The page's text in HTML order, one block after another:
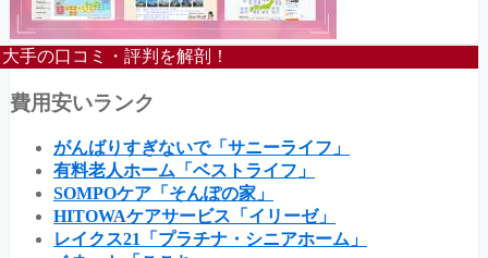
大手の口コミ・評判を解剖！
費用安いランク
がんばりすぎないで「サニーライフ」
有料老人ホーム「ベストライフ」
SOMPOケア「そんぽの家」
HITOWAケアサービス「イリーゼ」
レイクス21「プラチナ・シニアホーム」